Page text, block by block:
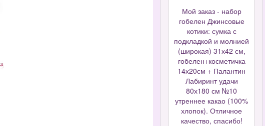
Мой заказ - набор
гобелен Джинсовые
котики: сумка с
подкладкой и молнией
(широкая) 31х42 см,
гобелен+косметичка
14х20см + Палантин
Лабиринт удачи
80х180 см №10
утреннее какао (100%
хлопок). Отличное
качество, спасибо!